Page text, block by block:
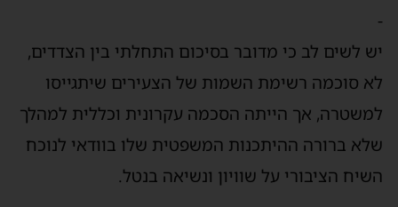
לשים לב כי מדובר בסיכום התחלתי בין הצדדים,
סוכמה רשימת השמות של הצעירים שיתגייסו
אך הייתה הסכמה עקרונית וכללית למהלך
ברורה ההיתכנות המשפטית שלו בוודאי לנוכח
הציבורי על שוויון ונשיאה בנטל.